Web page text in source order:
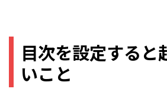
目次を設定すると
いこと